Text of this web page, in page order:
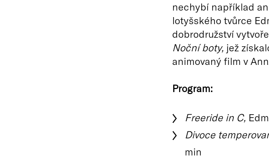
nechybí například
lotyšského tvůrce
dobrodružství
Noční boty, jež
animovaný film v
Program:
Freeride in C,
Divoce
min